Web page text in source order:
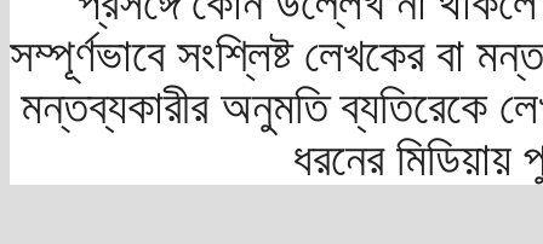
সম্পূর্ণভাবে সংশ্লিষ্ট লেখকের বা
মন্তব্যকারীর অনুমতি ব্যতিরেকে
ধরনের মিডিয়ায়